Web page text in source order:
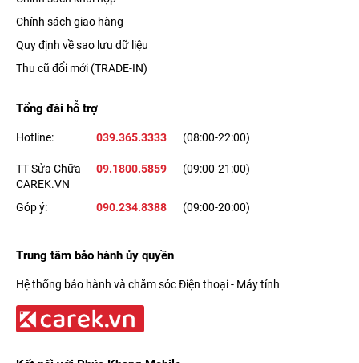
Chính sách giao hàng
Quy định về sao lưu dữ liệu
Thu cũ đổi mới (TRADE-IN)
Tổng đài hỗ trợ
Hotline: 039.365.3333 (08:00-22:00)
TT Sửa Chữa
CAREK.VN
09.1800.5859 (09:00-21:00)
Góp ý: 090.234.8388 (09:00-20:00)
Trung tâm bảo hành ủy quyền
Hệ thống bảo hành và chăm sóc Điện thoại - Máy tính